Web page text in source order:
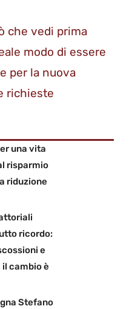
che vedi prima
modo di essere
per la nuova
richieste
una vita
risparmio
riduzione
ricordo:
e
cambio è
Stefano